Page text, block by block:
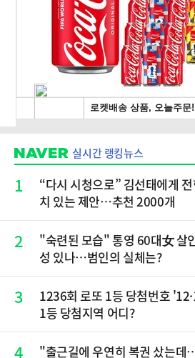
실시간 랭킹뉴스
1
“다시 시청으로” 김선태에게
치 있는 제안…추천 2000개
2
"숙련된 모습" 통영 60대女 살
성 있나…범인의 실체는?
3
1236회 로또 1등 당첨번호
1등 당첨지역 어디?
4
"출근길에 우연히 복권 샀는